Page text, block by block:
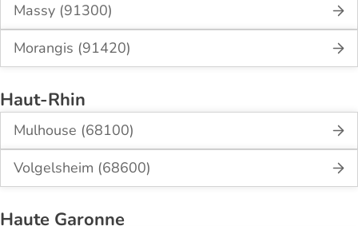
Massy (91300)
Morangis (91420)
Haut-Rhin
Mulhouse (68100)
Volgelsheim (68600)
Haute Garonne